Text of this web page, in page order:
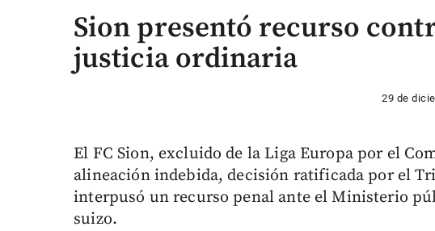
Sion presentó recurso
justicia ordinaria
29 de
El FC Sion, excluido de la Liga Europa por el
alineación indebida, decisión ratificada por el
interpusó un recurso penal ante el Ministerio
suizo.